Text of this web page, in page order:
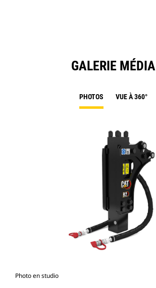
GALERIE MÉDIA
PHOTOS VUE À 360°
Photo en studio